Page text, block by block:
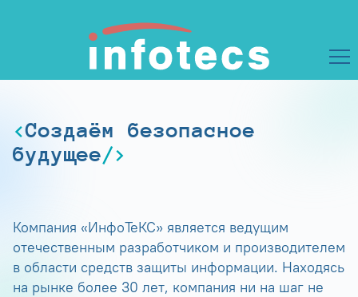
Создаём безопасное
будущее
Компания «ИнфоТеКС» является ведущим
отечественным разработчиком и производителем
в области средств защиты информации. Находясь
на рынке более 30 лет, компания ни на шаг не